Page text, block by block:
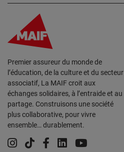
Premier assureur du monde de
l’éducation, de la culture et du secteur
associatif, La MAIF croit aux
échanges solidaires, à l’entraide et au
partage. Construisons une société
plus collaborative, pour vivre
ensemble… durablement.
Instagram
TiktokFacebook
LinkedinYouTube